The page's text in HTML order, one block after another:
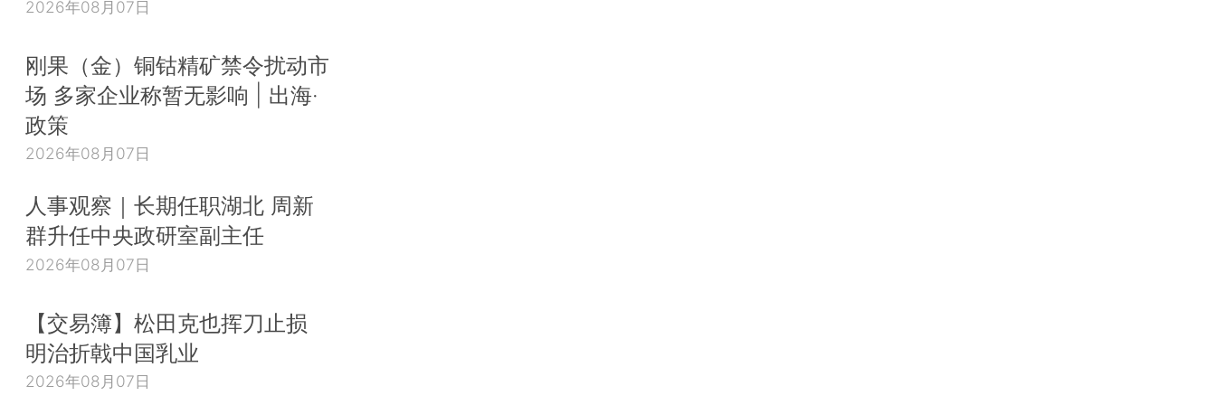
2026年08月07日
刚果（金）铜钴精矿禁令扰动市
场 多家企业称暂无影响 | 出海·
政策
2026年08月07日
人事观察｜长期任职湖北 周新
群升任中央政研室副主任
2026年08月07日
【交易簿】松田克也挥刀止损
明治折戟中国乳业
2026年08月07日